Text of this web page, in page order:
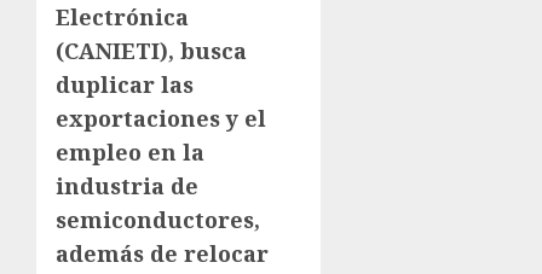
Electrónica
(CANIETI), busca
duplicar las
exportaciones y el
empleo en la
industria de
semiconductores,
además de relocar